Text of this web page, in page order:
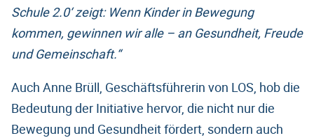
Schule 2.0‘ zeigt: Wenn Kinder in Bewegung
kommen, gewinnen wir alle – an Gesundheit, Freude
und Gemeinschaft.“
Auch Anne Brüll, Geschäftsführerin von LOS, hob die
Bedeutung der Initiative hervor, die nicht nur die
Bewegung und Gesundheit fördert, sondern auch